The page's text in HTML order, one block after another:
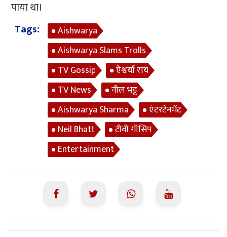
पाया था।
Tags:
Aishwarya
Aishwarya Slams Trolls
TV Gossip
ऐश्वर्या राय
TV News
नील भट्ट
Aishwarya Sharma
एंटरटेनमेंट
Neil Bhatt
टीवी गॉसिप
Entertainment